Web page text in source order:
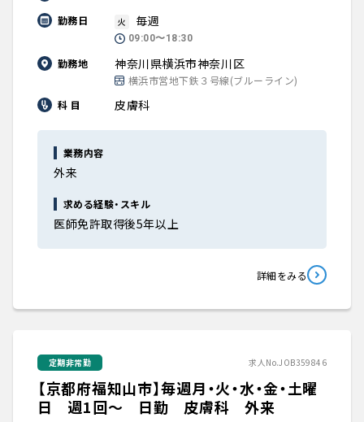
勤務日 火 毎週
09:00〜18:30
勤務地 神奈川県横浜市神奈川区
横浜市営地下鉄３号線(ブルーライン)
科 目
皮膚科
業務内容
外来
求める経験・スキル
医師免許取得後5年以上
詳細をみる
定期非常勤 求人No.JOB359846
【京都府福知山市】毎週月・火・水・金・土曜
日 週1回～ 日勤 皮膚科 外来